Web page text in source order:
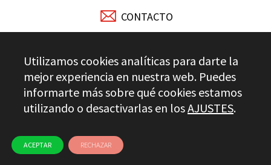
CONTACTO
Stayer.es © 2026
CONTROL DE CALIDAD
AVISO LEGAL
PRIVACIDAD
CANAL ÉTICO USO DE COOKIES
Utilizamos cookies analíticas para darte la
mejor experiencia en nuestra web. Puedes
informarte más sobre qué cookies estamos
utilizando o desactivarlas en losAJUSTES.
ACEPTAR RECHAZAR